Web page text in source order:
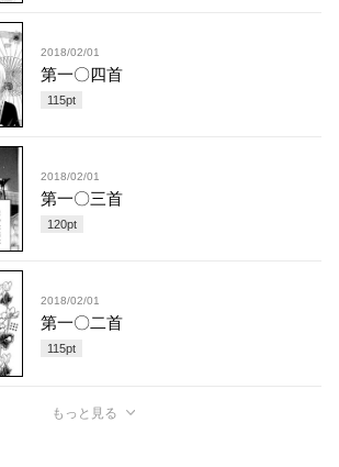
2018/02/01
第一〇四首
115pt
2018/02/01
第一〇三首
120pt
2018/02/01
第一〇二首
115pt
もっと見る